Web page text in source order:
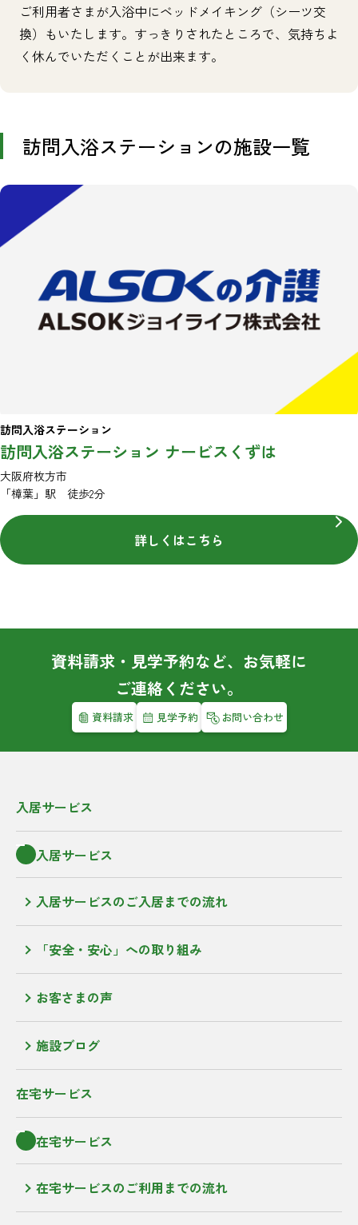
ご利用者さまが入浴中にベッドメイキング（シーツ交
換）もいたします。すっきりされたところで、気持ちよ
く休んでいただくことが出来ます。
訪問入浴ステーションの施設一覧
訪問入浴ステーション
訪問入浴ステーション ナービスくずは
大阪府枚方市
「樟葉」駅 徒歩2分
詳しくはこちら
資料請求・見学予約など、お気軽に
ご連絡ください。
資料請求 見学予約 お問い合わせ
入居サービス
入居サービス
入居サービスのご入居までの流れ
「安全・安心」への取り組み
お客さまの声
施設ブログ
在宅サービス
在宅サービス
在宅サービスのご利用までの流れ